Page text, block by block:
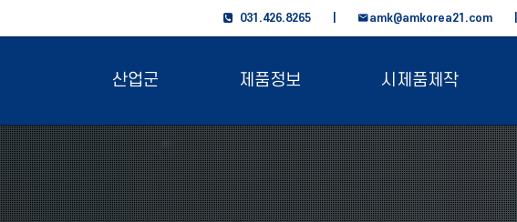
031.426.8265 | amk@amkorea21.com
산업군 제품정보 시제품제작